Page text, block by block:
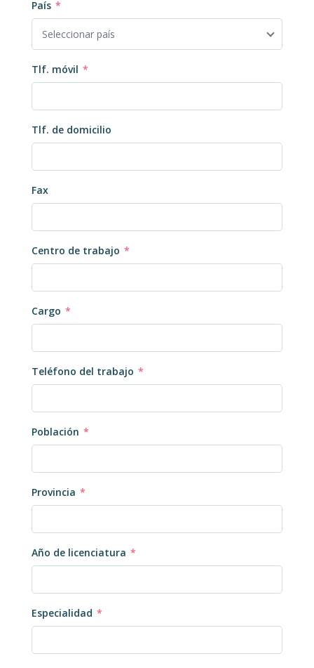
País *
Seleccionar país
Tlf. móvil *
Tlf. de domicilio
Fax
Centro de trabajo *
Cargo *
Teléfono del trabajo *
Población *
Provincia *
Año de licenciatura *
Especialidad *